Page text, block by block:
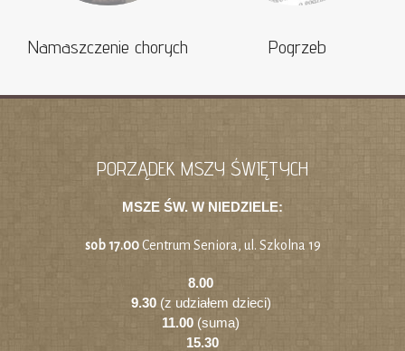
Namaszczenie chorych Pogrzeb
PORZĄDEK MSZY ŚWIĘTYCH
MSZE ŚW. W NIEDZIELE:
sob 17.00Centrum Seniora, ul. Szkolna 19
8.00
9.30(z udziałem dzieci)
11.00 (suma)
15.30